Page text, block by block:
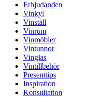
Erbjudanden
Vinkyl
Vinställ
Vinrum
Vinmöbler
Vintunnor
Vinglas
Vintillbehör
Presenttips
Inspiration
Konsultation